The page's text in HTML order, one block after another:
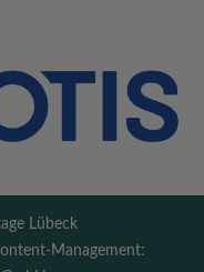
Lübeck
Management: